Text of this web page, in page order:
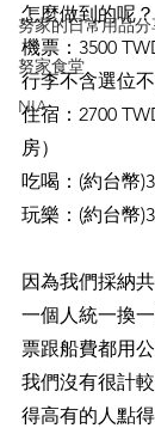
努家的日常用品
努家食堂
NIA
怎麼做到的呢？
機票：3500
行李不含選位
住宿：2700
房）
吃喝：(約台幣
玩樂：(約台幣
因為我們採納
一個人統一換
票跟船費都用
我們沒有很計
得高有的人點